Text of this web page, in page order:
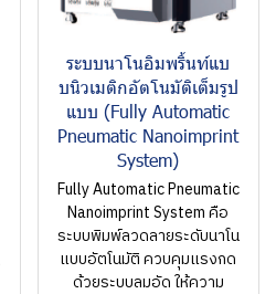
ระบบนาโนอิมพริ้นท์แบ
บนิวเมติกอัตโนมัติเต็มรูป
แบบ (Fully Automatic
Pneumatic Nanoimprint
System)
Fully Automatic Pneumatic
Nanoimprint System คือ
ระบบพิมพ์ลวดลายระดับนาโน
แบบอัตโนมัติ ควบคุมแรงกด
ด้วยระบบลมอัด ให้ความ